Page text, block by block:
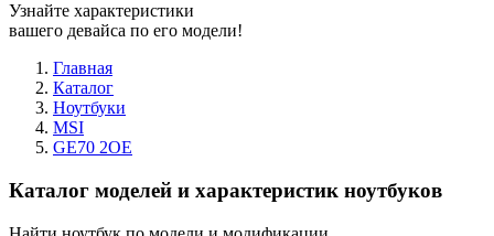
Узнайте характеристики
вашего девайса по его модели!
Главная
Каталог
Ноутбуки
MSI
GE70 2OE
Каталог моделей и характеристик ноутбуков